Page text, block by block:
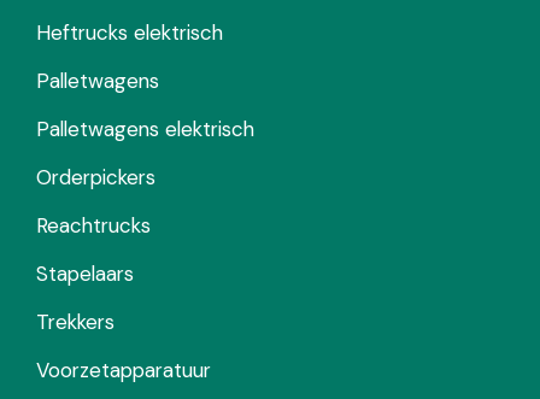
Heftrucks elektrisch
Palletwagens
Palletwagens elektrisch
Orderpickers
Reachtrucks
Stapelaars
Trekkers
Voorzetapparatuur